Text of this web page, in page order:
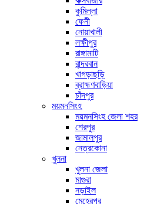
কুমিল্লা
ফেনী
নোয়াখালী
লক্ষীপুর
রাঙ্গামাটি
বান্দরবান
খাগড়াছড়ি
ব্রাহ্মণবাড়িয়া
চাঁদপুর
ময়মনসিংহ
ময়মনসিংহ জেলা শহর
শেরপুর
জামালপুর
নেত্রকোনা
খুলনা
খুলনা জেলা
মাগুরা
নড়াইল
মেহেরপুর